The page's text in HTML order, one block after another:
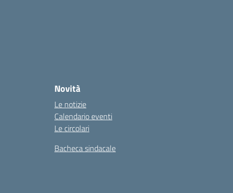
Novità
Le notizie
Calendario eventi
Le circolari
Bacheca sindacale